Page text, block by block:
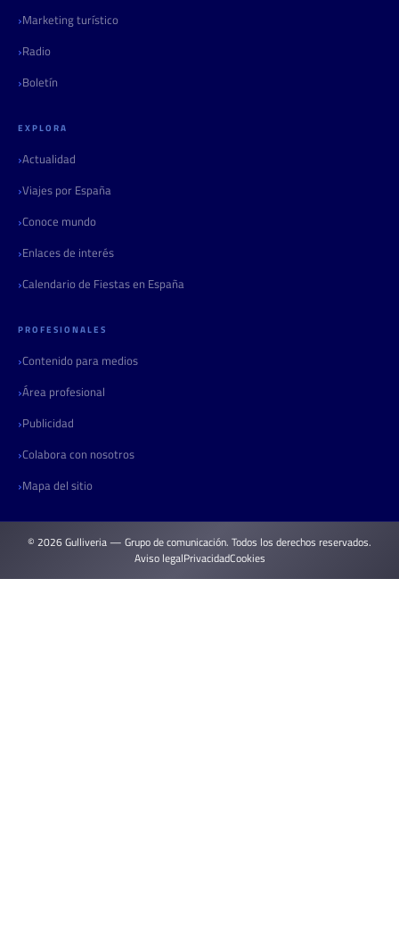
Marketing turístico
Radio
Boletín
EXPLORA
Actualidad
Viajes por España
Conoce mundo
Enlaces de interés
Calendario de Fiestas en España
PROFESIONALES
Contenido para medios
Área profesional
Publicidad
Colabora con nosotros
Mapa del sitio
© 2026 Gulliveria — Grupo de comunicación. Todos los derechos reservados.
Aviso legalPrivacidadCookies